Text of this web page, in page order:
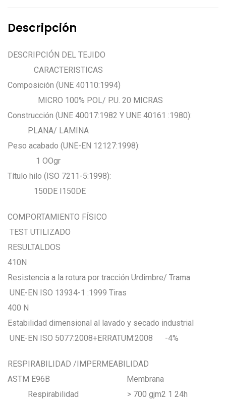
Descripción
DESCRIPCIÓN DEL TEJIDO
CARACTERISTICAS
Composición (UNE 40110:1994)
MICRO 100% POL/ P.U. 20 MICRAS
Construcción (UNE 40017:1982 Y UNE 40161 :1980):
PLANA/ LAMINA
Peso acabado (UNE-EN 12127:1998):
1 OOgr
Título hilo (ISO 7211-5:1998):
150DE I150DE
COMPORTAMIENTO FÍSICO
TEST UTILIZADO
RESULTALDOS
410N
Resistencia a la rotura por tracción Urdimbre/ Trama
UNE-EN ISO 13934-1 :1999 Tiras
400 N
Estabilidad dimensional al lavado y secado industrial
UNE-EN ISO 5077:2008+ERRATUM:2008 -4%
RESPIRABILIDAD /IMPERMEABILIDAD
ASTM E96B Membrana
Respirabilidad > 700 gjm2 1 24h